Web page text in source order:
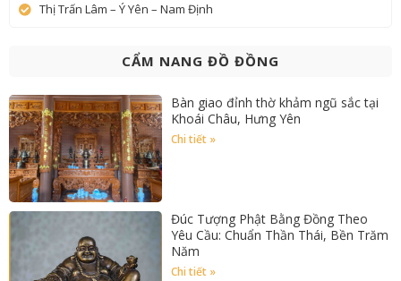
Thị Trấn Lâm – Ý Yên – Nam Định
CẨM NANG ĐỒ ĐỒNG
Bàn giao đỉnh thờ khảm ngũ sắc tại
Khoái Châu, Hưng Yên
Chi tiết »
Đúc Tượng Phật Bằng Đồng Theo
Yêu Cầu: Chuẩn Thần Thái, Bền Trăm
Năm
Chi tiết »